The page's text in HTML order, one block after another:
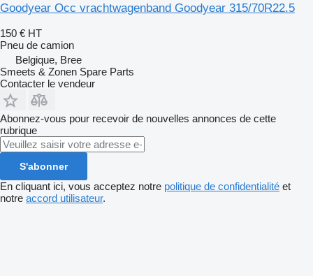
Goodyear Occ vrachtwagenband Goodyear 315/70R22.5
150 € HT
Pneu de camion
Belgique, Bree
Smeets & Zonen Spare Parts
Contacter le vendeur
Abonnez-vous pour recevoir de nouvelles annonces de cette
rubrique
S'abonner
En cliquant ici, vous acceptez notre politique de confidentialité et
notre accord utilisateur.